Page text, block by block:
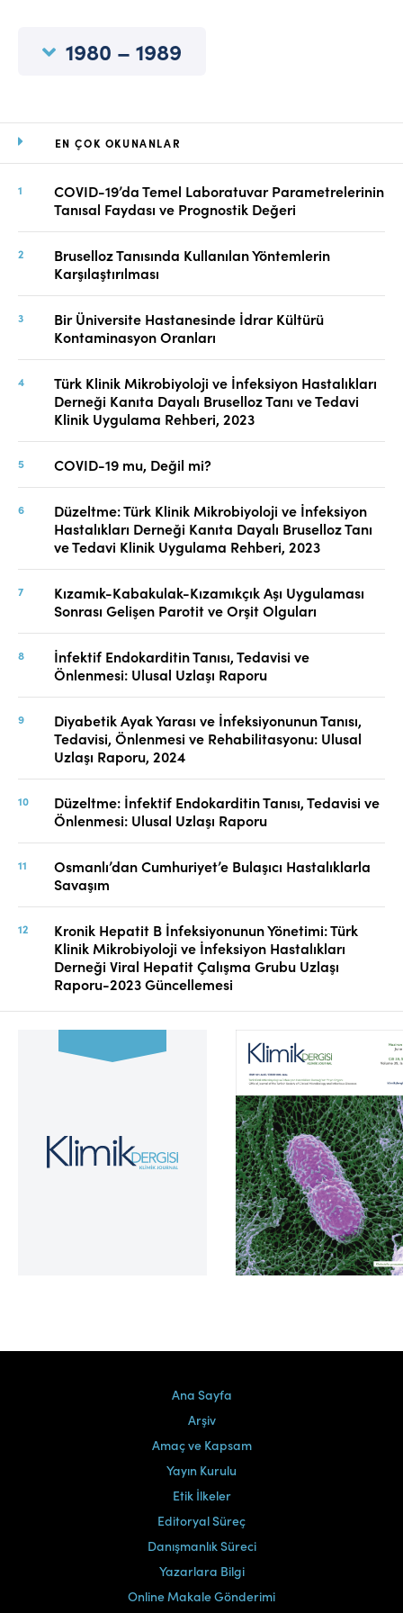
EN ÇOK OKUNANLAR
COVID-19’da Temel Laboratuvar Parametrelerinin
Tanısal Faydası ve Prognostik Değeri
Bruselloz Tanısında Kullanılan Yöntemlerin
Karşılaştırılması
Bir Üniversite Hastanesinde İdrar Kültürü
Kontaminasyon Oranları
Türk Klinik Mikrobiyoloji ve İnfeksiyon Hastalıkları
Derneği Kanıta Dayalı Bruselloz Tanı ve Tedavi
Klinik Uygulama Rehberi, 2023
COVID-19 mu, Değil mi?
Düzeltme: Türk Klinik Mikrobiyoloji ve İnfeksiyon
Hastalıkları Derneği Kanıta Dayalı Bruselloz Tanı
ve Tedavi Klinik Uygulama Rehberi, 2023
Kızamık-Kabakulak-Kızamıkçık Aşı Uygulaması
Sonrası Gelişen Parotit ve Orşit Olguları
İnfektif Endokarditin Tanısı, Tedavisi ve
Önlenmesi: Ulusal Uzlaşı Raporu
Diyabetik Ayak Yarası ve İnfeksiyonunun Tanısı,
Tedavisi, Önlenmesi ve Rehabilitasyonu: Ulusal
Uzlaşı Raporu, 2024
Düzeltme: İnfektif Endokarditin Tanısı, Tedavisi ve
Önlenmesi: Ulusal Uzlaşı Raporu
Osmanlı’dan Cumhuriyet’e Bulaşıcı Hastalıklarla
Savaşım
Kronik Hepatit B İnfeksiyonunun Yönetimi: Türk
Klinik Mikrobiyoloji ve İnfeksiyon Hastalıkları
Derneği Viral Hepatit Çalışma Grubu Uzlaşı
Raporu-2023 Güncellemesi
1980 – 1989
Cilt 39, Sayı 2
Ana Sayfa
Arşiv
Amaç ve Kapsam
Yayın Kurulu
Etik İlkeler
Editoryal Süreç
Danışmanlık Süreci
Yazarlara Bilgi
Online Makale Gönderimi